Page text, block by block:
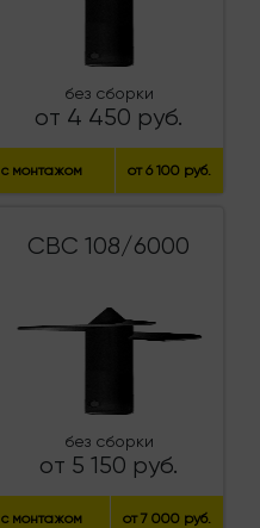
без сборки
от 4 450 руб.
с монтажом от 6 100 руб.
СВС 108/6000
без сборки
от 5 150 руб.
с монтажом от 7 000 руб.